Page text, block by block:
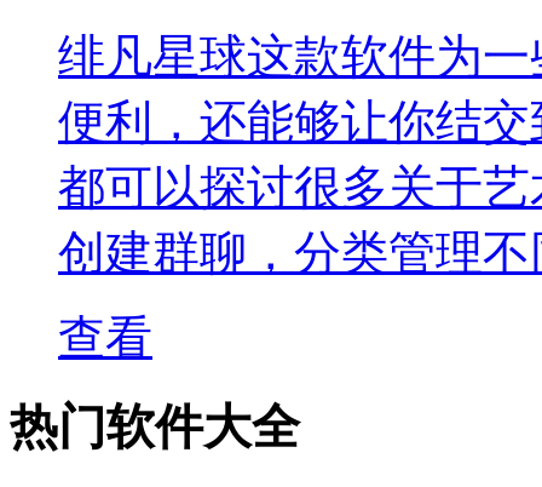
绯凡星球这款软件为
便利，还能够让你结
都可以探讨很多关于
创建群聊，分类管理
查看
热门软件大全